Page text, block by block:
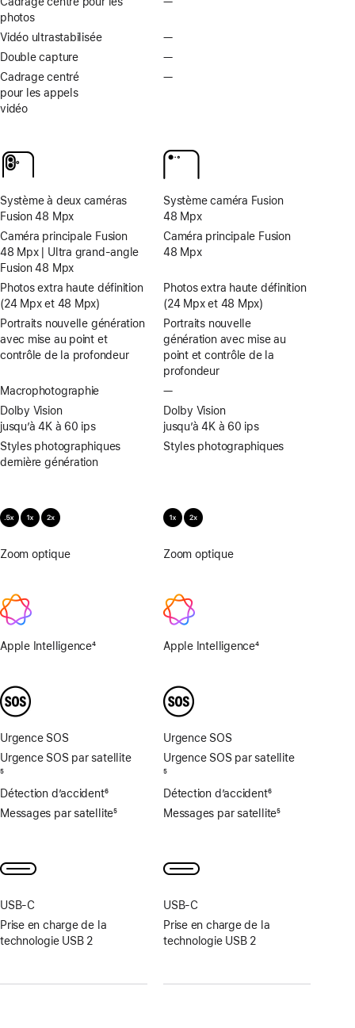
photos
Vidéo ultrastabilisée
Double capture
Cadrage centré
pour les appels
vidéo
Système à deux caméras
Fusion 48 Mpx
Caméra principale Fusion
48 Mpx | Ultra grand‑angle
Fusion 48 Mpx
Photos extra haute définition
(24 Mpx et 48 Mpx)
Portraits nouvelle génération
avec mise au point et
contrôle de la profondeur
Macrophotographie
Dolby Vision
jusqu’à 4K à 60 ips
Styles photographiques
dernière génération
Zoom optique0,5x,
Apple Intelligence
bas
de
4
Urgence SOS
Urgence SOS par satellite
Note
de
de
5
Détection d’accident
Note
page
6
Messages par satellite
bas
de
5
USB‑C
Prise en charge de la
technologie USB 2
les
—Pas
—Pas
—Pas
les
Système caméra Fusion
48 Mpx
Caméra principale Fusion
48 Mpx
Photos extra haute définition
(24 Mpx et 48 Mpx)
Portraits nouvelle
génération avec mise au
point et contrôle de la
profondeur
—Macrophotographie
non
disponible
Dolby Vision
jusqu’à 4K à 60 ips
Styles photographiques
Zoom optique1x,
Apple Intelligence
bas
de
4
Urgence SOS
Urgence SOS par satellite
Note
de
de
5
Détection d’accident
Note
page
6
Messages par satellite
bas
de
5
USB‑C
Prise en charge de la
technologie USB 2